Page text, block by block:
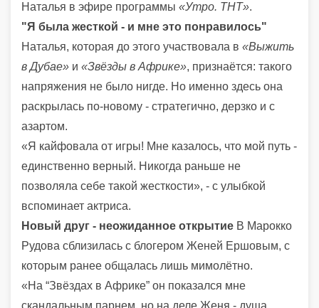
Наталья в эфире программы «Утро. ТНТ».
"Я была жесткой - и мне это понравилось"
Наталья, которая до этого участвовала в «Выжить
в Дубае» и «Звёзды в Африке», признаётся: такого
напряжения не было нигде. Но именно здесь она
раскрылась по-новому - стратегично, дерзко и с
азартом.
«Я кайфовала от игры! Мне казалось, что мой путь -
единственно верный. Никогда раньше не
позволяла себе такой жесткости», - с улыбкой
вспоминает актриса.
Новый друг - неожиданное открытие В Марокко
Рудова сблизилась с блогером Женей Ершовым, с
которым ранее общалась лишь мимолётно.
«На “Звёздах в Африке” он показался мне